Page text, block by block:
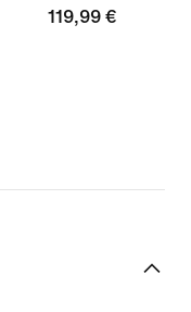
119,99 €
119,99 €